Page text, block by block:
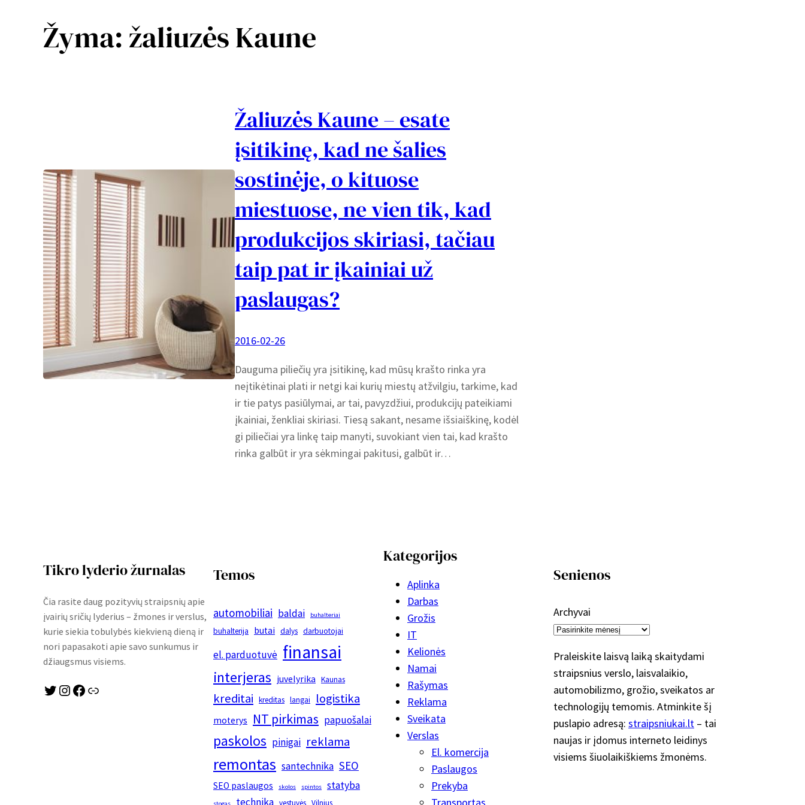
Žyma:žaliuzės Kaune
Žaliuzės Kaune – esate
įsitikinę, kad ne šalies
sostinėje, o kituose
miestuose, ne vien tik, kad
produkcijos skiriasi, tačiau
taip pat ir įkainiai už
paslaugas?
2016-02-26
Dauguma piliečių yra įsitikinę, kad mūsų krašto rinka yra
neįtikėtinai plati ir netgi kai kurių miestų atžvilgiu, tarkime, kad
ir tie patys pasiūlymai, ar tai, pavyzdžiui, produkcijų pateikiami
įkainiai, ženkliai skiriasi. Tiesą sakant, nesame išsiaiškinę, kodėl
gi piliečiai yra linkę taip manyti, suvokiant vien tai, kad krašto
rinka galbūt ir yra sėkmingai pakitusi, galbūt ir…
Tikro lyderio žurnalas
Čia rasite daug pozityvių straipsnių apie
įvairių sričių lyderius – žmones ir verslus,
kurie siekia tobulybės kiekvieną dieną ir
nori papasakoti apie savo sunkumus ir
džiaugsmus visiems.
Twitter Instagram Facebook Link
Temos
automobiliai baldai buhalteriai
buhalterija butai dalys darbuotojai
el. parduotuvė finansai
interjeras juvelyrika Kaunas
kreditai kreditas langai logistika
moterys NT pirkimas papuošalai
paskolos pinigai reklama
remontas santechnika SEO
SEO paslaugos skolos spintos statyba
technika vestuvės Vilnius
Kategorijos
Aplinka
Darbas
Grožis
IT
Kelionės
Namai
Rašymas
Reklama
Sveikata
Verslas
El. komercija
Paslaugos
Prekyba
Senienos
Archyvai
Praleiskite laisvą laiką skaitydami
straipsnius verslo, laisvalaikio,
automobilizmo, grožio, sveikatos ar
technologijų temomis. Atminkite šį
puslapio adresą: straipsniukai.lt – tai
naujas ir įdomus interneto leidinys
visiems šiuolaikiškiems žmonėms.